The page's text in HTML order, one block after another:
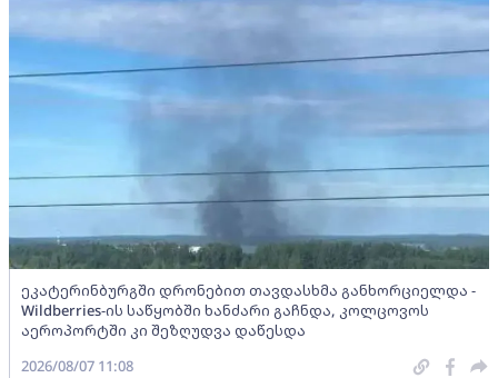
ეკატერინბურგში დრონებით თავდასხმა განხორციელდა -
Wildberries-ის საწყობში ხანძარი გაჩნდა, კოლცოვოს
აეროპორტში კი შეზღუდვა დაწესდა
2026/08/07 11:08